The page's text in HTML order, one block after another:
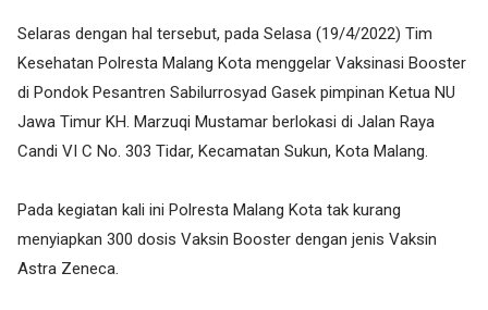
Selaras dengan hal tersebut, pada Selasa (19/4/2022) Tim
Kesehatan Polresta Malang Kota menggelar Vaksinasi Booster
di Pondok Pesantren Sabilurrosyad Gasek pimpinan Ketua NU
Jawa Timur KH. Marzuqi Mustamar berlokasi di Jalan Raya
Candi VI C No. 303 Tidar, Kecamatan Sukun, Kota Malang.
Pada kegiatan kali ini Polresta Malang Kota tak kurang
menyiapkan 300 dosis Vaksin Booster dengan jenis Vaksin
Astra Zeneca.